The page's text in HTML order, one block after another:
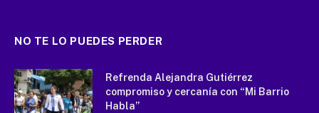
NO TE LO PUEDES PERDER
Refrenda Alejandra Gutiérrez
compromiso y cercanía con “Mi Barrio
Habla”